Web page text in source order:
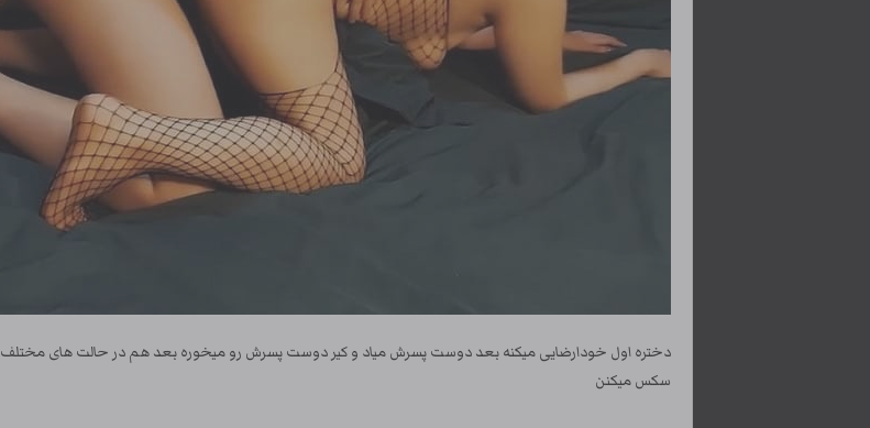
دختره اول خودارضایی میکنه بعد دوست پسرش میاد و کیر دوست پسرش رو میخوره بعد هم در حالت های مختلف
سکس میکنن